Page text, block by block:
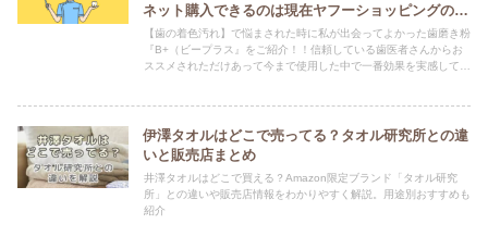
ネット購入できるのは現在ヤフーショッピングの
み！！実際の使用感・効果もレビュー
【歯の着色汚れ】で悩まされた時に私が出会ってよかった歯磨き粉
『B+（ビープラス』をご紹介！！信頼している歯医者さんからお
ススメされただけあって今まで使用した中で一番効果を実感して使
伊澤タオルはどこで売ってる？タオル研究所との違
いと販売店まとめ
井澤タオルはどこで買える？Amazon限定ブランド「タオル研究
所」との違いや販売店情報をわかりやすく解説。用途別おすすめも
紹介